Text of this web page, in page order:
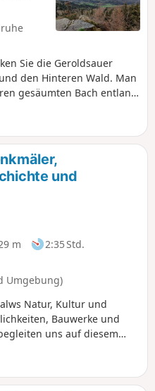
Sie die Geroldsauer
den Hinteren Wald. Man
gesäumten Bach entlang
auf den Kreutzfelsen.
schönen Wald.
und
m
2:35 Std.
Umgebung)
Natur, Kultur und
Bauwerke und
uns auf diesem